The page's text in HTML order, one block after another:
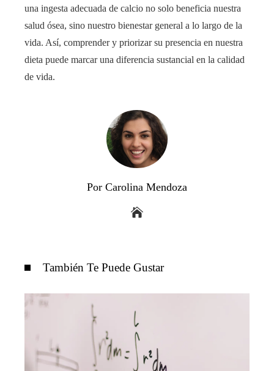
una ingesta adecuada de calcio no solo beneficia nuestra
salud ósea, sino nuestro bienestar general a lo largo de la
vida. Así, comprender y priorizar su presencia en nuestra
dieta puede marcar una diferencia sustancial en la calidad
de vida.
Por Carolina Mendoza
También Te Puede Gustar